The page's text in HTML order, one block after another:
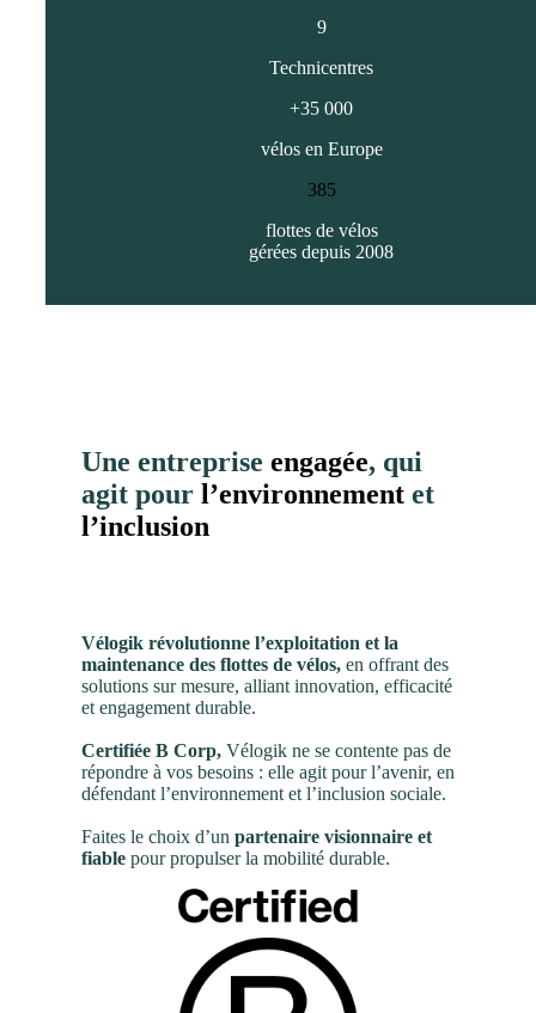
9
Technicentres
+35 000
vélos en Europe
385
flottes de vélos
gérées depuis 2008
Une entreprise engagée, qui
agit pour l’environnementet
l’inclusion
Vélogik révolutionne l’exploitation et la
maintenance des flottes de vélos,en offrant des
solutions sur mesure, alliant innovation, efficacité
et engagement durable.
Certifiée B Corp,Vélogik ne se contente pas de
répondre à vos besoins : elle agit pour l’avenir, en
défendant l’environnement et l’inclusion sociale.
Faites le choix d’un partenaire visionnaire et
fiablepour propulser la mobilité durable.